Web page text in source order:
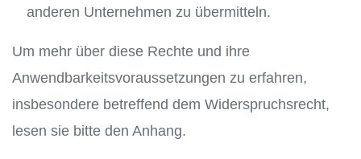
anderen Unternehmen zu übermitteln.
Um mehr über diese Rechte und ihre
Anwendbarkeitsvoraussetzungen zu erfahren,
insbesondere betreffend dem Widerspruchsrecht,
lesen sie bitte den Anhang.